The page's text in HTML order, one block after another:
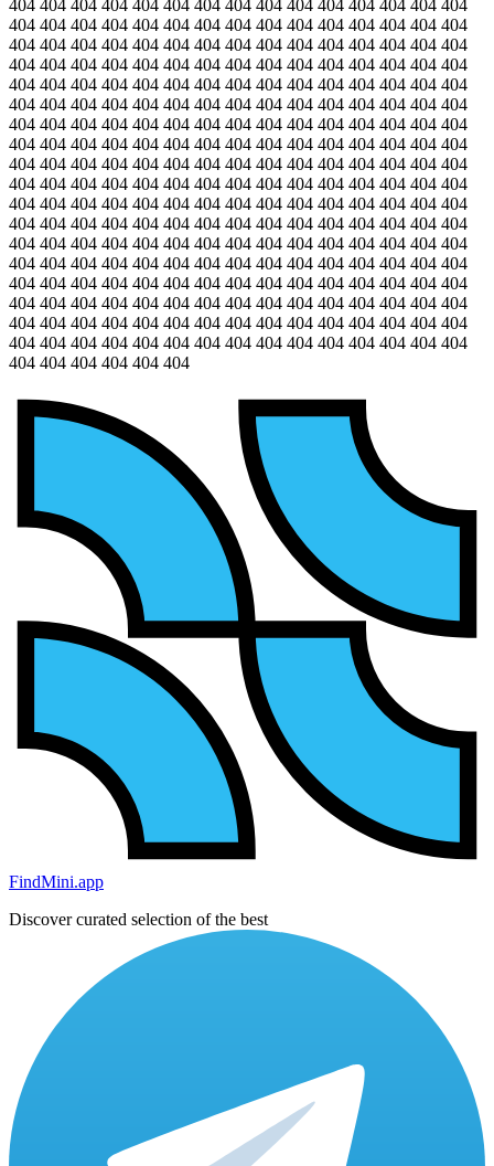
404 404 404 404 404 404 404 404 404 404 404 404 404 404 404
404 404 404 404 404 404 404 404 404 404 404 404 404 404 404
404 404 404 404 404 404 404 404 404 404 404 404 404 404 404
404 404 404 404 404 404 404 404 404 404 404 404 404 404 404
404 404 404 404 404 404 404 404 404 404 404 404 404 404 404
404 404 404 404 404 404 404 404 404 404 404 404 404 404 404
404 404 404 404 404 404 404 404 404 404 404 404 404 404 404
404 404 404 404 404 404 404 404 404 404 404 404 404 404 404
404 404 404 404 404 404 404 404 404 404 404 404 404 404 404
404 404 404 404 404 404 404 404 404 404 404 404 404 404 404
404 404 404 404 404 404 404 404 404 404 404 404 404 404 404
404 404 404 404 404 404 404 404 404 404 404 404 404 404 404
404 404 404 404 404 404 404 404 404 404 404 404 404 404 404
404 404 404 404 404 404 404 404 404 404 404 404 404 404 404
404 404 404 404 404 404 404 404 404 404 404 404 404 404 404
404 404 404 404 404 404 404 404 404 404 404 404 404 404 404
404 404 404 404 404 404 404 404 404 404 404 404 404 404 404
404 404 404 404 404 404 404 404 404 404 404 404 404 404 404
404 404 404 404 404 404
FindMini.app
Discover curated selection of the best